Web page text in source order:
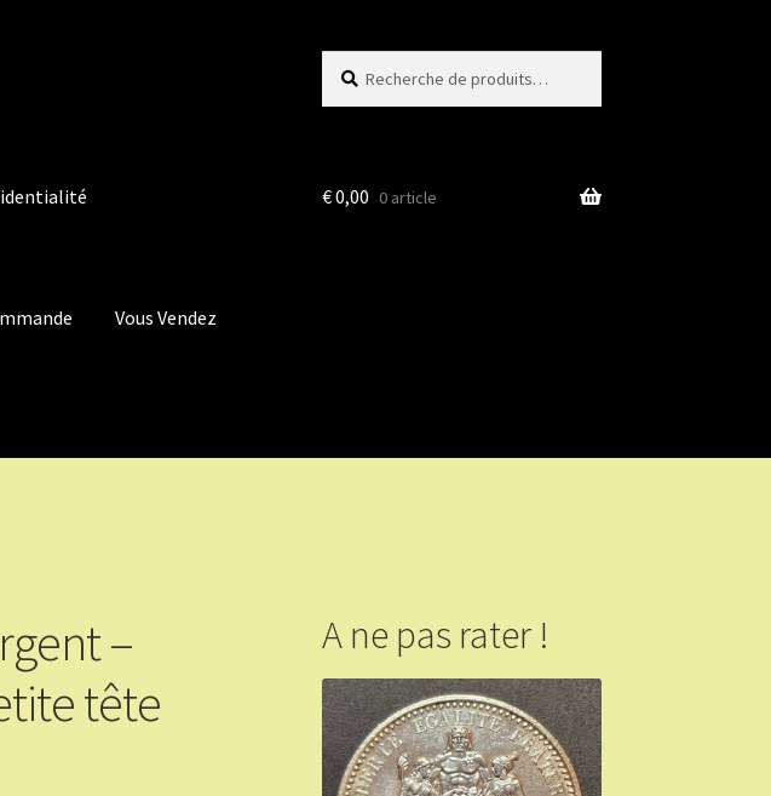
pour :
Vous Vendez
€0,00 0 article
–
tête
A ne pas rater !